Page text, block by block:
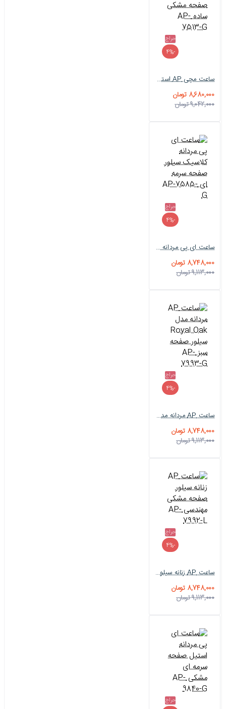
حراج
-4%
ساعت مچی AP استیل صفحه مشکی ساده AP-7513-G
8,680,000 تومان
9,042,000 تومان
حراج
-4%
ساعت ای پی مردانه کلاسیک سیلور صفحه سرمه ای AP-7585-G
8,748,000 تومان
9,113,000 تومان
حراج
-4%
ساعت AP مردانه مدل Royal Oak سیلور صفحه سبز AP-7993-G
8,748,000 تومان
9,113,000 تومان
حراج
-4%
ساعت AP زنانه سیلور صفحه مشکی مهندسی AP-7992-L
8,748,000 تومان
9,113,000 تومان
حراج